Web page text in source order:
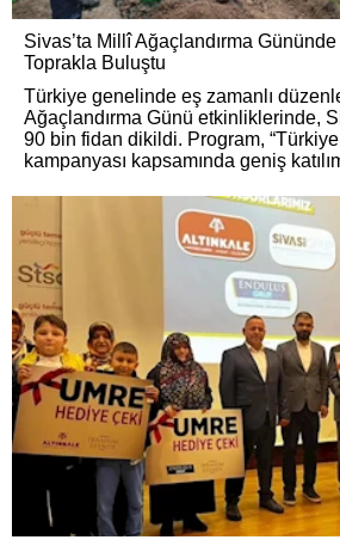
Sivas’ta Millî Ağaçlandırma
Toprakla Buluştu
Türkiye genelinde eş zamanlı
Ağaçlandırma Günü etkinliklerinde,
90 bin fidan dikildi. Program, “Türkiye
kampanyası kapsamında geniş